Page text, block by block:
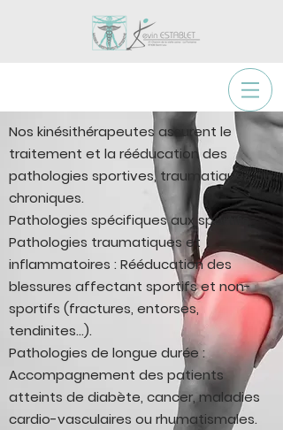
​Nos kinésithérapeutes assurent le
traitement et la rééducation des
pathologies sportives, traumatiques ou
chroniques.
Pathologies spécifiques aux sportifs
Pathologies traumatiques et
inflammatoires : Rééducation des
blessures affectant sportifs et non-
sportifs (fractures, entorses,
tendinites…).
Pathologies de longue durée :
Accompagnement des patients
atteints de diabète, cancer, maladies
cardio-vasculaires ou rhumatismales.